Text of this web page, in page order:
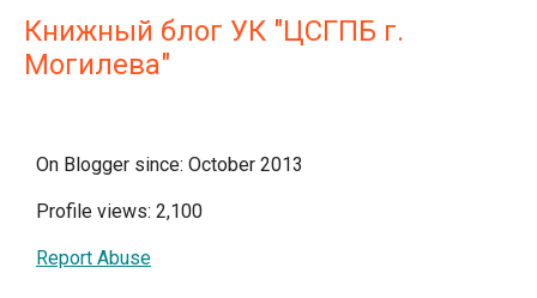
Книжный блог УК "ЦСГПБ г.
Могилева"
On Blogger since: October 2013
Profile views: 2,100
Report Abuse